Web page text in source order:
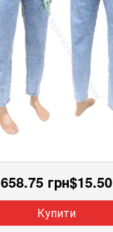
658.75грн$15.50
Купити